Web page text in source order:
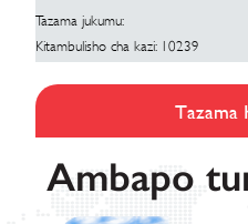
Tazama jukumu:
Kitambulisho cha kazi: 10239
Tazama
Ambapo